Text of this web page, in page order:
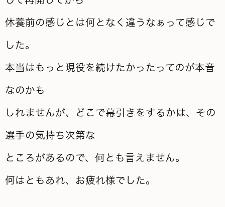
休養前の感じとは何となく違うなぁって感じで
した。
本当はもっと現役を続けたかったってのが本音
なのかも
しれませんが、どこで幕引きをするかは、その
選手の気持ち次第な
ところがあるので、何とも言えません。
何はともあれ、お疲れ様でした。